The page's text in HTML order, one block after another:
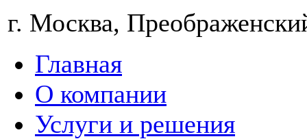
г. Москва,
Главная
О компании
Услуги и решения